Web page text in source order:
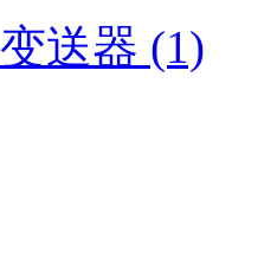
变送器 (1)